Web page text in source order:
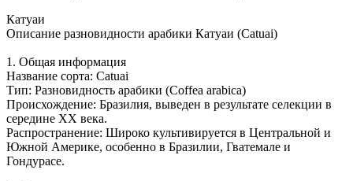
Катуаи
Описание разновидности арабики Катуаи (Catuai)
1. Общая информация
Название сорта: Catuai
Тип: Разновидность арабики (Coffea arabica)
Происхождение: Бразилия, выведен в результате селекции в
середине XX века.
Распространение: Широко культивируется в Центральной и
Южной Америке, особенно в Бразилии, Гватемале и
Гондурасе.